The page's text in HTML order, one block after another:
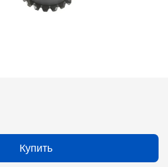
Купить